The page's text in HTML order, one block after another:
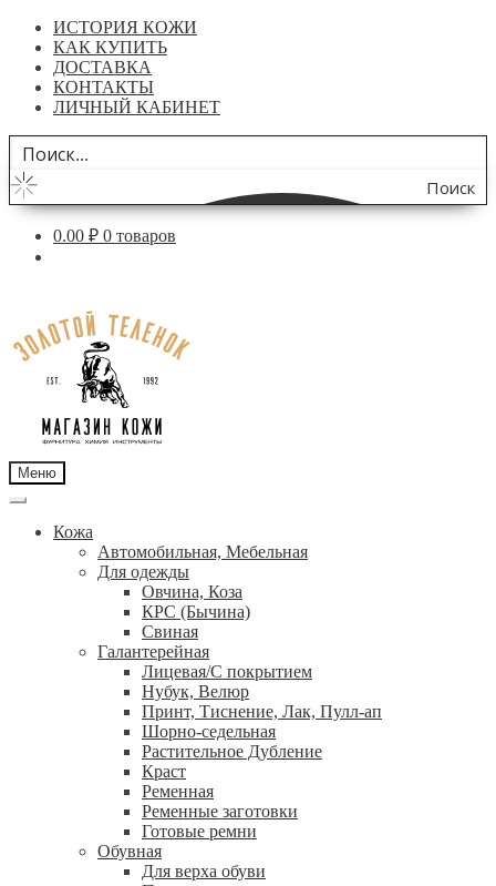
ИСТОРИЯ КОЖИ
КАК КУПИТЬ
ДОСТАВКА
КОНТАКТЫ
ЛИЧНЫЙ КАБИНЕТ
Поиск
по
0.00 ₽ 0 товаров
навигации
содержимому
Меню
Кожа
Автомобильная, Мебельная
Для одежды
Овчина, Коза
КРС (Бычина)
Свиная
Галантерейная
Лицевая/С покрытием
Нубук, Велюр
Принт, Тиснение, Лак, Пулл-ап
Шорно-седельная
Растительное Дубление
Краст
Ременная
Ременные заготовки
Готовые ремни
Обувная
Для верха обуви